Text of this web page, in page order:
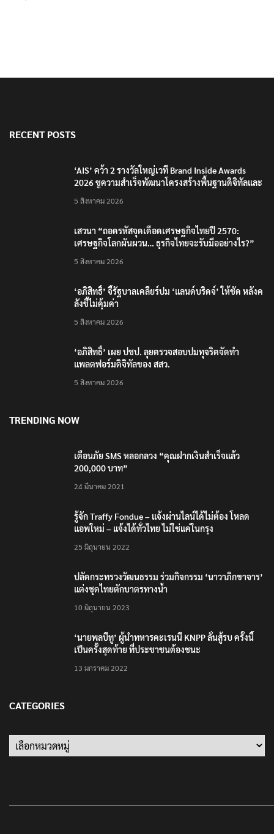
RECENT POSTS
‘AIS’ คว้า 2 รางวัลใหญ่เวที Brand Inside Awards
2026 ชูความสำเร็จพัฒนาโครงสร้างพื้นฐานดิจิทัลและ
5 สิงหาคม 2026
เสวนา “ถอดรหัสจุดเดือดเศรษฐกิจไทยปี 2570:
เศรษฐกิจโลกผันผวน… ธุรกิจไทยจะรับมืออย่างไร?”
5 สิงหาคม 2026
‘อภิสิทธิ์’ จี้รัฐบาลเคลียร์ปม ‘แลนด์บริดจ์’ ให้ชัด หลังค
ลังชี้ไม่คุ้มค่า
5 สิงหาคม 2026
‘อภิสิทธิ์’ เผย ปชป. ลุยตรวจสอบปมทุจริตจัดทำ
แพลตฟอร์มดิจิทัลของ สสว.
5 สิงหาคม 2026
TRENDING NOW
เตือนภัย SMS หลอกลวง “คุณฝากเงินสำเร็จแล้ว
200,000 บาท”
24 มีนาคม 2021
รู้จัก Traffy Fondue – แจ้งผ่านไลน์ได้ไม่ต้อง โหลด
แอพใหม่ – แจ้งได้ทั่วไทย ไม่ใช่แค่ในกรุง
25 มิถุนายน 2022
ปลัดกระทรวงวัฒนธรรม ร่วมกิจกรรม ‘นาวาภิกขาจาร’
แต่งชุดไทยตักบาตรทางน้ำ
10 มิถุนายน 2023
‘นายพลบีทู’ ผู้นำทหารคะเรนนี KNPP ลั่นสู้รบ ครั้งนี้
เป็นครั้งสุดท้าย ที่ประชาชนต้องชนะ
13 มกราคม 2022
CATEGORIES
Categories